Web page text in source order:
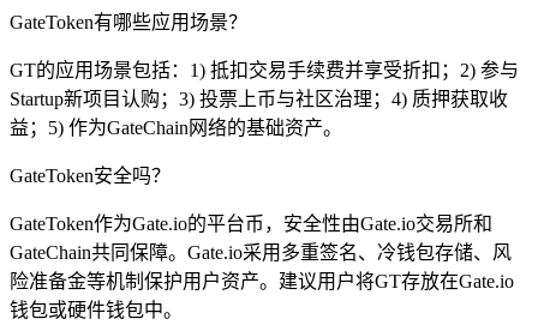
GateToken有哪些应用场景？
GT的应用场景包括：1) 抵扣交易手续费并享受折扣；2) 参与
Startup新项目认购；3) 投票上币与社区治理；4) 质押获取收
益；5) 作为GateChain网络的基础资产。
GateToken安全吗？
GateToken作为Gate.io的平台币，安全性由Gate.io交易所和
GateChain共同保障。Gate.io采用多重签名、冷钱包存储、风
险准备金等机制保护用户资产。建议用户将GT存放在Gate.io
钱包或硬件钱包中。